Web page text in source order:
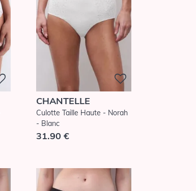
CHANTELLE
Culotte Taille Haute - Norah
- Blanc
31.90 €